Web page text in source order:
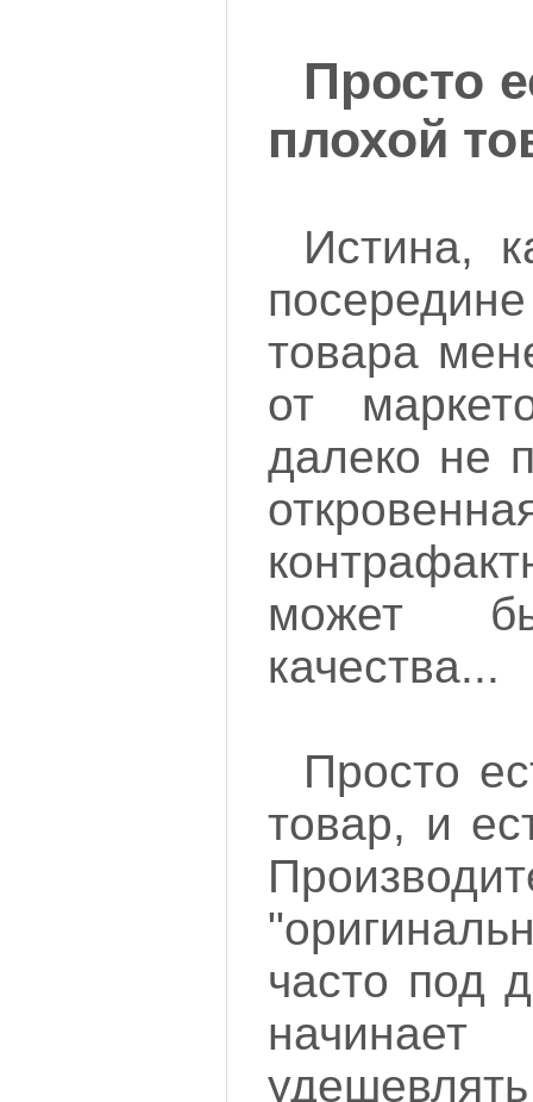
Просто
плохой
Истина,
товара
от
далеко не
может
качества...
Просто
товар, и
часто под